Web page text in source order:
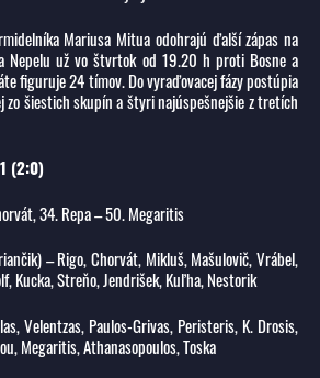
Mariusa Mitua odohrajú ďalší zápas na
Nepelu už vo štvrtok od 19.20 h proti Bosne a
figuruje 24 tímov. Do vyraďovacej fázy postúpia
zo šiestich skupín a štyri najúspešnejšie z tretích
(2:0)
34. Repa – 50. Megaritis
– Rigo, Chorvát, Mikluš, Mašulovič, Vrábel,
Kucka, Streňo, Jendrišek, Kuľha, Nestorik
Velentzas, Paulos-Grivas, Peristeris, K. Drosis,
Megaritis, Athanasopoulos, Toska